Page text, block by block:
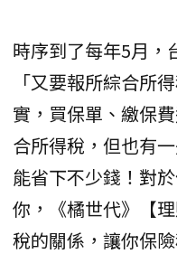
時序到了每年5月，
「又要報所綜合所
實，買保單、繳保
合所得稅，但也有
能省下不少錢！對
你，《橘世代》【
稅的關係，讓你保